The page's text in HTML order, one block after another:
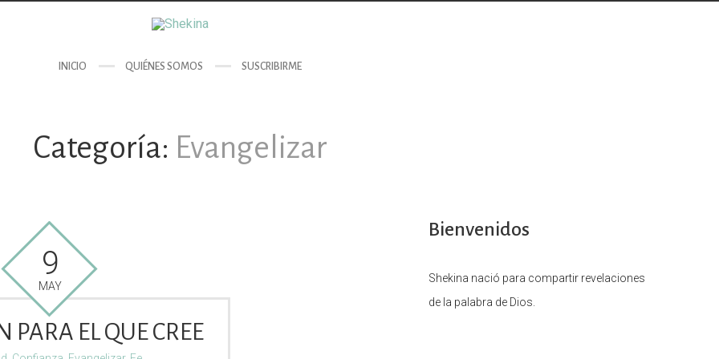
INICIO QUIÉNES SOMOS SUSCRIBIRME
Categoría: Evangelizar
9
MAY
PARA EL QUE CREE
Bienvenidos
Shekina nació para compartir revelaciones
de la palabra de Dios.